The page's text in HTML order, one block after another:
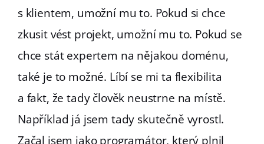
s klientem, umožní mu to. Pokud si chce
zkusit vést projekt, umožní mu to. Pokud se
chce stát expertem na nějakou doménu,
také je to možné. Líbí se mi ta flexibilita
a fakt, že tady člověk neustrne na místě.
Například já jsem tady skutečně vyrostl.
Začal jsem jako programátor, který plnil